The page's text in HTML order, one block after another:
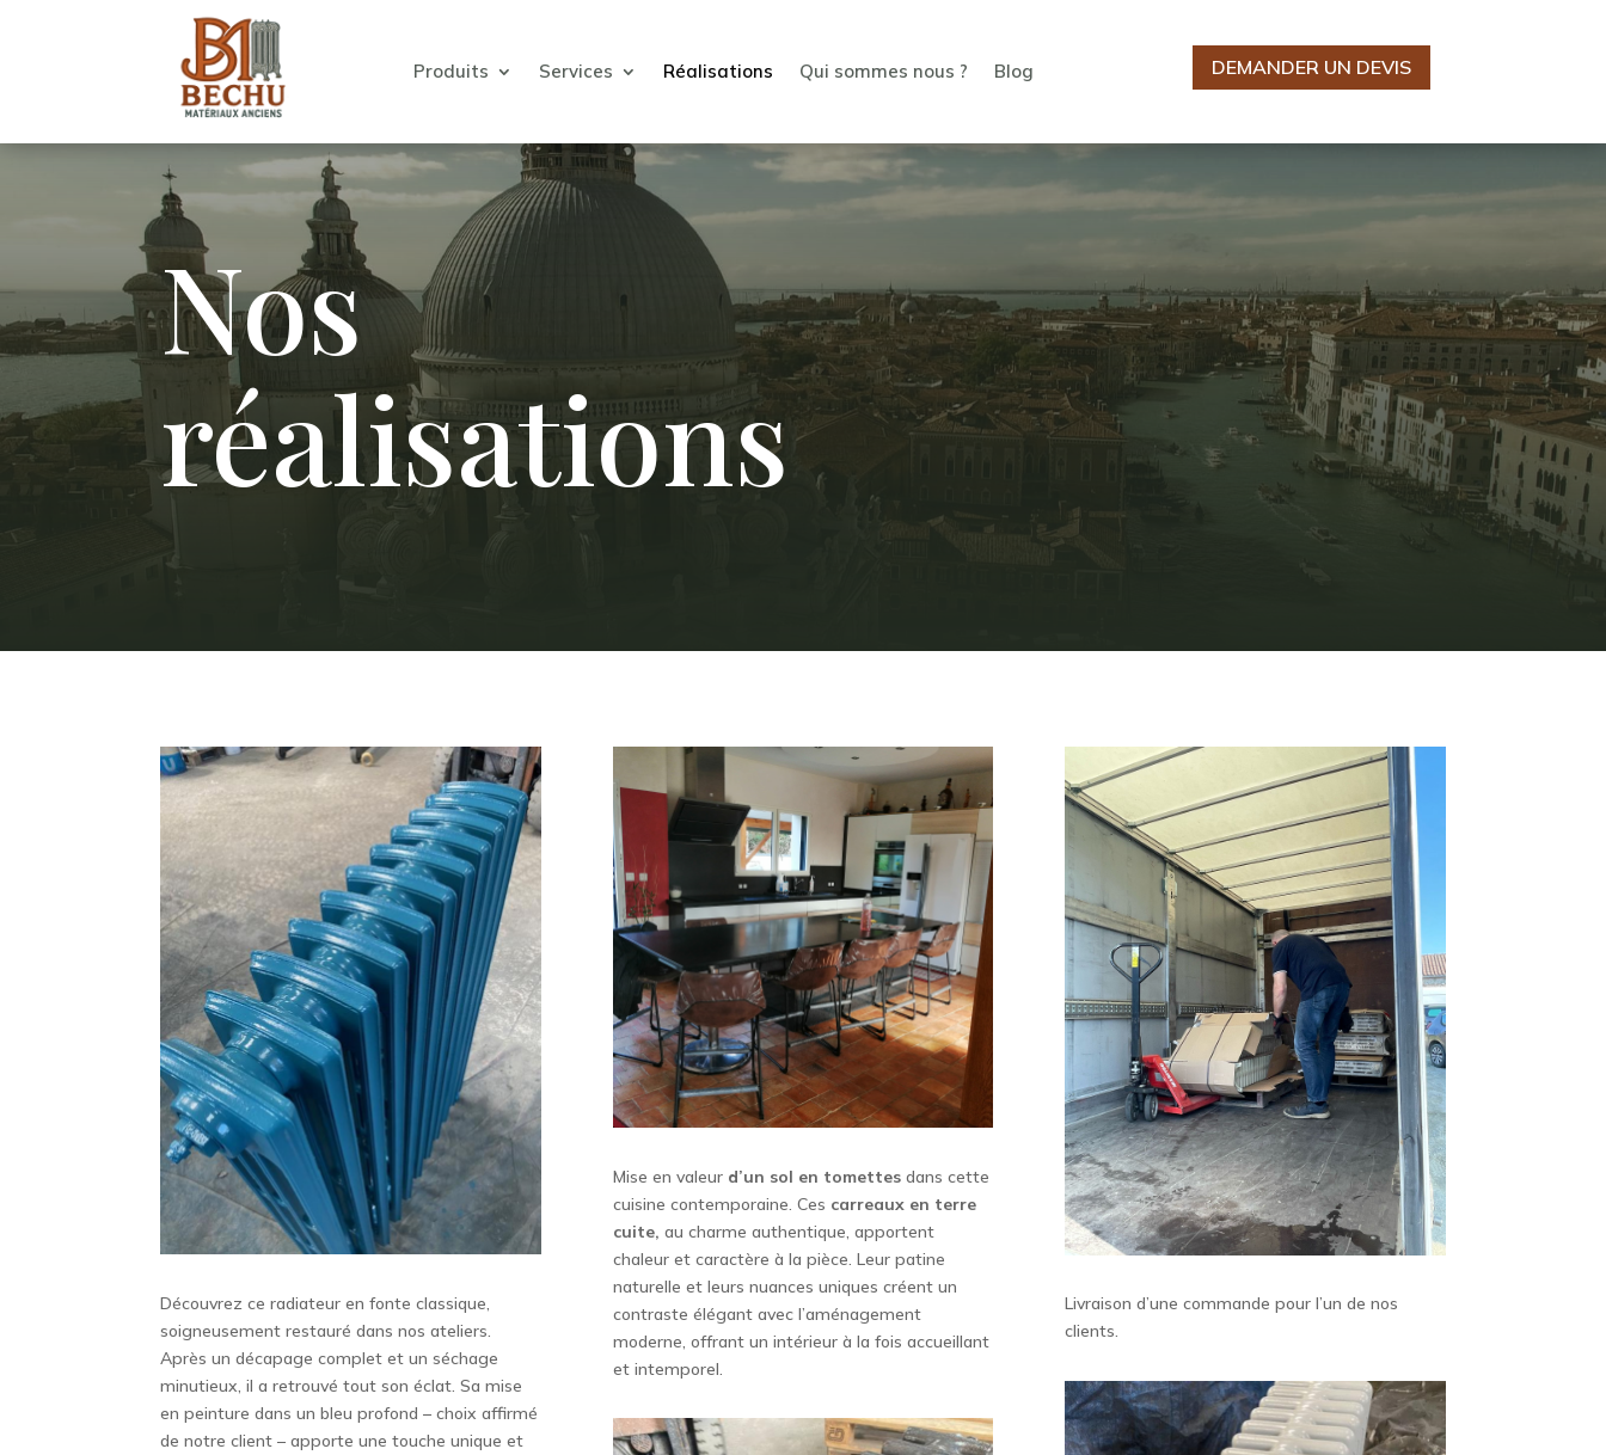
Produits Services Réalisations Qui sommes nous ? Blog DEMANDER UN DEVIS
Nos
réalisations
Découvrez ce radiateur en fonte classique,
soigneusement restauré dans nos ateliers.
Après un décapage complet et un séchage
minutieux, il a retrouvé tout son éclat. Sa mise
en peinture dans un bleu profond – choix affirmé
de notre client – apporte une touche unique et
Mise en valeur d’un sol en tomettesdans cette
cuisine contemporaine. Ces carreaux en terre
cuite, au charme authentique, apportent
chaleur et caractère à la pièce. Leur patine
naturelle et leurs nuances uniques créent un
contraste élégant avec l’aménagement
moderne, offrant un intérieur à la fois accueillant
et intemporel.
Livraison d’une commande pour l’un de nos
clients.